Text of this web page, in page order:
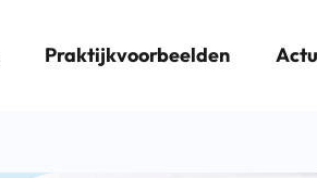
Praktijkvoorbeelden